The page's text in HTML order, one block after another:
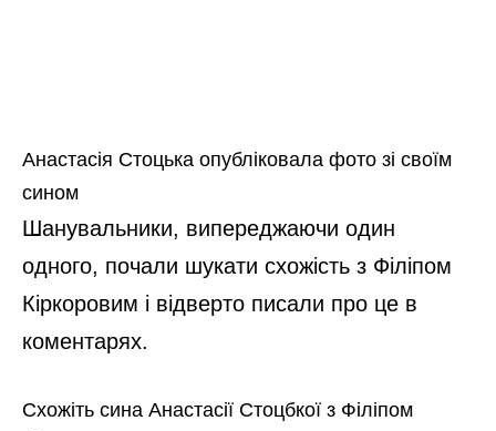
Анастасія Стоцька опубліковала фото зі своїм
сином
Шанувальники, випереджаючи один
одного, почали шукати схожість з Філіпом
Кіркоровим і відверто писали про це в
коментарях.
Схожіть сина Анастасії Стоцбкої з Філіпом